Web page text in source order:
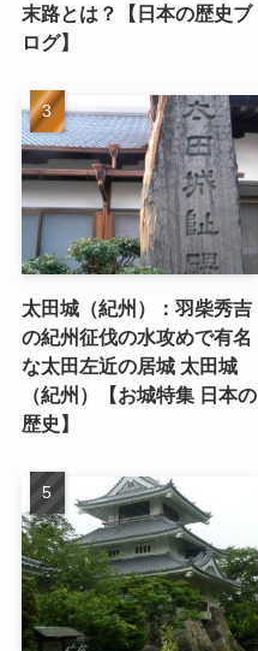
末路とは？【日本の歴史ブ
ログ】
太田城（紀州）：羽柴秀吉
の紀州征伐の水攻めで有名
な太田左近の居城 太田城
（紀州）【お城特集 日本の
歴史】